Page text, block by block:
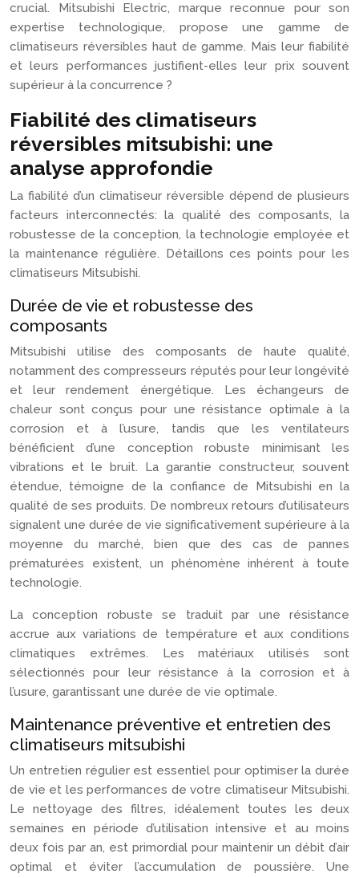
crucial. Mitsubishi Electric, marque reconnue pour son
expertise technologique, propose une gamme de
climatiseurs réversibles haut de gamme. Mais leur fiabilité
et leurs performances justifient-elles leur prix souvent
supérieur à la concurrence ?
Fiabilité des climatiseurs
réversibles mitsubishi: une
analyse approfondie
La fiabilité d’un climatiseur réversible dépend de plusieurs
facteurs interconnectés: la qualité des composants, la
robustesse de la conception, la technologie employée et
la maintenance régulière. Détaillons ces points pour les
climatiseurs Mitsubishi.
Durée de vie et robustesse des
composants
Mitsubishi utilise des composants de haute qualité,
notamment des compresseurs réputés pour leur longévité
et leur rendement énergétique. Les échangeurs de
chaleur sont conçus pour une résistance optimale à la
corrosion et à l’usure, tandis que les ventilateurs
bénéficient d’une conception robuste minimisant les
vibrations et le bruit. La garantie constructeur, souvent
étendue, témoigne de la confiance de Mitsubishi en la
qualité de ses produits. De nombreux retours d’utilisateurs
signalent une durée de vie significativement supérieure à la
moyenne du marché, bien que des cas de pannes
prématurées existent, un phénomène inhérent à toute
technologie.
La conception robuste se traduit par une résistance
accrue aux variations de température et aux conditions
climatiques extrêmes. Les matériaux utilisés sont
sélectionnés pour leur résistance à la corrosion et à
l’usure, garantissant une durée de vie optimale.
Maintenance préventive et entretien des
climatiseurs mitsubishi
Un entretien régulier est essentiel pour optimiser la durée
de vie et les performances de votre climatiseur Mitsubishi.
Le nettoyage des filtres, idéalement toutes les deux
semaines en période d’utilisation intensive et au moins
deux fois par an, est primordial pour maintenir un débit d’air
optimal et éviter l’accumulation de poussière. Une